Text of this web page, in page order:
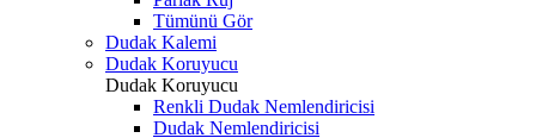
Tümünü Gör
Dudak Kalemi
Dudak Koruyucu
Dudak Koruyucu
Renkli Dudak Nemlendiricisi
Dudak Nemlendiricisi